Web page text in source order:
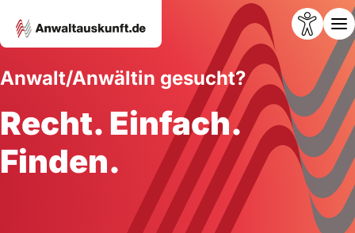
Anwalt/Anwältin gesucht?
Recht. Einfach.
Finden.